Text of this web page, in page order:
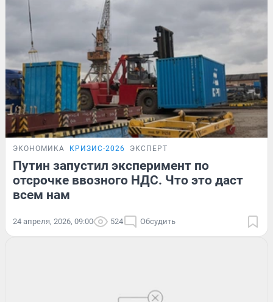
ЭКОНОМИКА КРИЗИС-2026 ЭКСПЕРТ
Путин запустил эксперимент по
отсрочке ввозного НДС. Что это даст
всем нам
24 апреля, 2026, 09:00 524 Обсудить